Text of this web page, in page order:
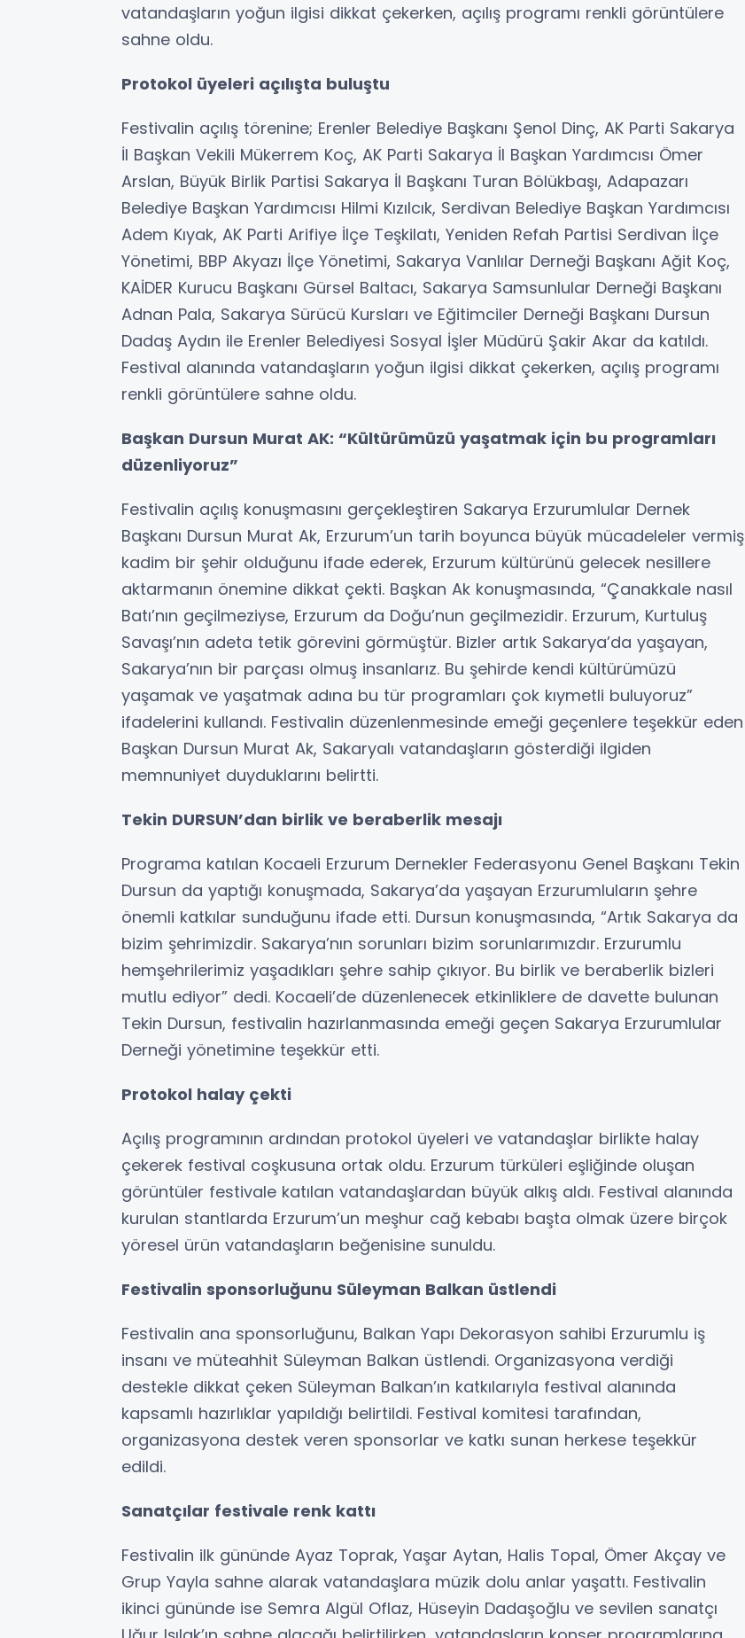
vatandaşların yoğun ilgisi dikkat çekerken, açılış programı renkli görüntülere
sahne oldu.
Protokol üyeleri açılışta buluştu
Festivalin açılış törenine; Erenler Belediye Başkanı Şenol Dinç, AK Parti Sakarya
İl Başkan Vekili Mükerrem Koç, AK Parti Sakarya İl Başkan Yardımcısı Ömer
Arslan, Büyük Birlik Partisi Sakarya İl Başkanı Turan Bölükbaşı, Adapazarı
Belediye Başkan Yardımcısı Hilmi Kızılcık, Serdivan Belediye Başkan Yardımcısı
Adem Kıyak, AK Parti Arifiye İlçe Teşkilatı, Yeniden Refah Partisi Serdivan İlçe
Yönetimi, BBP Akyazı İlçe Yönetimi, Sakarya Vanlılar Derneği Başkanı Ağit Koç,
KAİDER Kurucu Başkanı Gürsel Baltacı, Sakarya Samsunlular Derneği Başkanı
Adnan Pala, Sakarya Sürücü Kursları ve Eğitimciler Derneği Başkanı Dursun
Dadaş Aydın ile Erenler Belediyesi Sosyal İşler Müdürü Şakir Akar da katıldı.
Festival alanında vatandaşların yoğun ilgisi dikkat çekerken, açılış programı
renkli görüntülere sahne oldu.
Başkan Dursun Murat AK: “Kültürümüzü yaşatmak için bu programları
düzenliyoruz”
Festivalin açılış konuşmasını gerçekleştiren Sakarya Erzurumlular Dernek
Başkanı Dursun Murat Ak, Erzurum’un tarih boyunca büyük mücadeleler vermiş
kadim bir şehir olduğunu ifade ederek, Erzurum kültürünü gelecek nesillere
aktarmanın önemine dikkat çekti. Başkan Ak konuşmasında, “Çanakkale nasıl
Batı’nın geçilmeziyse, Erzurum da Doğu’nun geçilmezidir. Erzurum, Kurtuluş
Savaşı’nın adeta tetik görevini görmüştür. Bizler artık Sakarya’da yaşayan,
Sakarya’nın bir parçası olmuş insanlarız. Bu şehirde kendi kültürümüzü
yaşamak ve yaşatmak adına bu tür programları çok kıymetli buluyoruz”
ifadelerini kullandı. Festivalin düzenlenmesinde emeği geçenlere teşekkür eden
Başkan Dursun Murat Ak, Sakaryalı vatandaşların gösterdiği ilgiden
memnuniyet duyduklarını belirtti.
Tekin DURSUN’dan birlik ve beraberlik mesajı
Programa katılan Kocaeli Erzurum Dernekler Federasyonu Genel Başkanı Tekin
Dursun da yaptığı konuşmada, Sakarya’da yaşayan Erzurumluların şehre
önemli katkılar sunduğunu ifade etti. Dursun konuşmasında, “Artık Sakarya da
bizim şehrimizdir. Sakarya’nın sorunları bizim sorunlarımızdır. Erzurumlu
hemşehrilerimiz yaşadıkları şehre sahip çıkıyor. Bu birlik ve beraberlik bizleri
mutlu ediyor” dedi. Kocaeli’de düzenlenecek etkinliklere de davette bulunan
Tekin Dursun, festivalin hazırlanmasında emeği geçen Sakarya Erzurumlular
Derneği yönetimine teşekkür etti.
Protokol halay çekti
Açılış programının ardından protokol üyeleri ve vatandaşlar birlikte halay
çekerek festival coşkusuna ortak oldu. Erzurum türküleri eşliğinde oluşan
görüntüler festivale katılan vatandaşlardan büyük alkış aldı. Festival alanında
kurulan stantlarda Erzurum’un meşhur cağ kebabı başta olmak üzere birçok
yöresel ürün vatandaşların beğenisine sunuldu.
Festivalin sponsorluğunu Süleyman Balkan üstlendi
Festivalin ana sponsorluğunu, Balkan Yapı Dekorasyon sahibi Erzurumlu iş
insanı ve müteahhit Süleyman Balkan üstlendi. Organizasyona verdiği
destekle dikkat çeken Süleyman Balkan’ın katkılarıyla festival alanında
kapsamlı hazırlıklar yapıldığı belirtildi. Festival komitesi tarafından,
organizasyona destek veren sponsorlar ve katkı sunan herkese teşekkür
edildi.
Sanatçılar festivale renk kattı
Festivalin ilk gününde Ayaz Toprak, Yaşar Aytan, Halis Topal, Ömer Akçay ve
Grup Yayla sahne alarak vatandaşlara müzik dolu anlar yaşattı. Festivalin
ikinci gününde ise Semra Algül Oflaz, Hüseyin Dadaşoğlu ve sevilen sanatçı